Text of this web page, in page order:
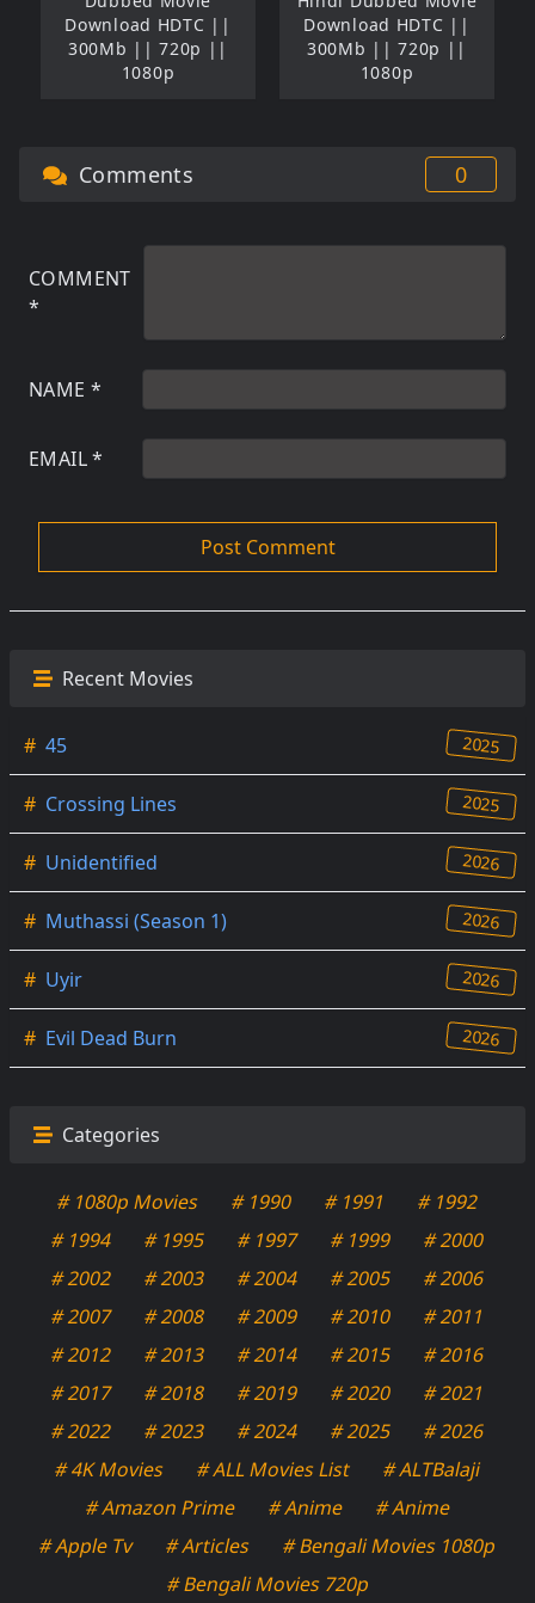
Download HDTC ||
300Mb || 720p ||
1080p
Download HDTC ||
300Mb || 720p ||
1080p
Comments 0
COMMENT
*
NAME *
EMAIL*
Recent Movies
# 45 2025
# Crossing Lines 2025
# Unidentified 2026
# Muthassi (Season 1) 2026
# Uyir 2026
# Evil Dead Burn 2026
Categories
# 1080p Movies # 1990 # 1991
# 1992
# 1994
# 1995 # 1997 # 1999
# 2000
# 2002
# 2003 # 2004 # 2005
# 2006
# 2007
# 2008 # 2009 # 2010
# 2011
# 2012
# 2013 # 2014 # 2015
# 2016
# 2017
# 2018 # 2019 # 2020
# 2021
# 2022
# 2023 # 2024 # 2025
# 2026
# 4K Movies
# ALL Movies List
# ALTBalaji
# Amazon Prime
# Anime
# Anime
# Apple Tv
# Articles
# Bengali Movies 1080p
# Bengali Movies 720p